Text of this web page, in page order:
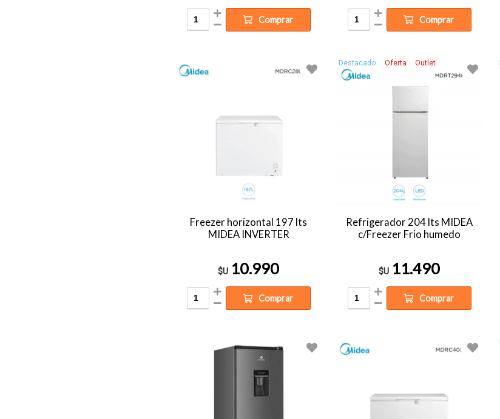
Comprar Comprar
Freezer horizontal 197 lts
MIDEA INVERTER
$U 10.990
Comprar
Destacado Oferta Outlet
Refrigerador 204 lts MIDEA
c/Freezer Frio humedo
$U 11.490
Comprar